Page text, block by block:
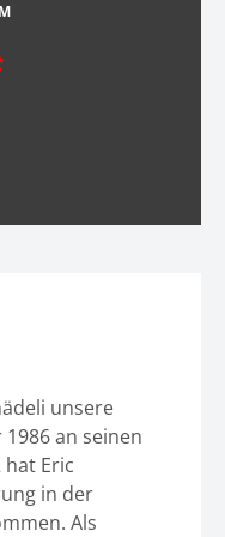
unsere
an seinen
Eric
in der
Als